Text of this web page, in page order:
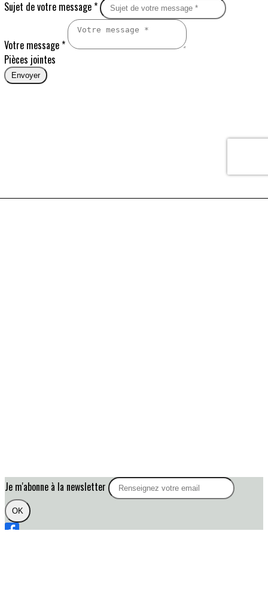
Je m'abonne à la newsletter
OK